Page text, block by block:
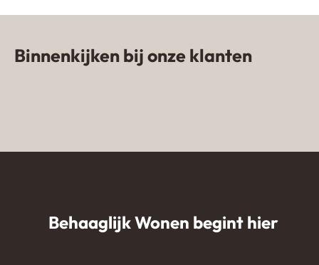
Binnenkijken bij onze klanten
Behaaglijk Wonen begint hier